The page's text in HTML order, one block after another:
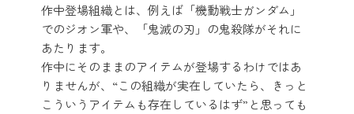
作中登場組織とは、例えば「機動戦士ガンダム」
でのジオン軍や、「鬼滅の刃」の鬼殺隊がそれに
あたります。
作中にそのままのアイテムが登場するわけではあ
りませんが、“この組織が実在していたら、きっと
こういうアイテムも存在しているはず”と思っても